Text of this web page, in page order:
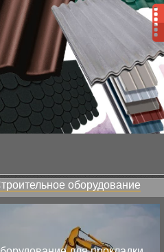
оборудование